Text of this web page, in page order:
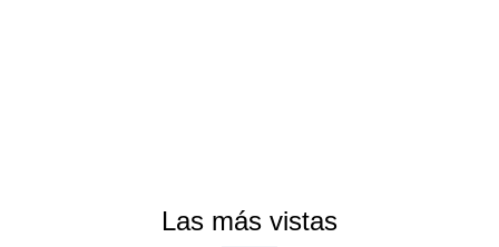
Las más vistas